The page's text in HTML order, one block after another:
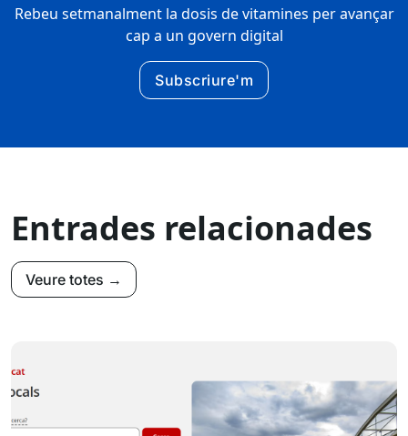
Rebeu setmanalment la dosis de vitamines per avançar
cap a un govern digital
Subscriure'm
Entrades relacionades
Veure totes →